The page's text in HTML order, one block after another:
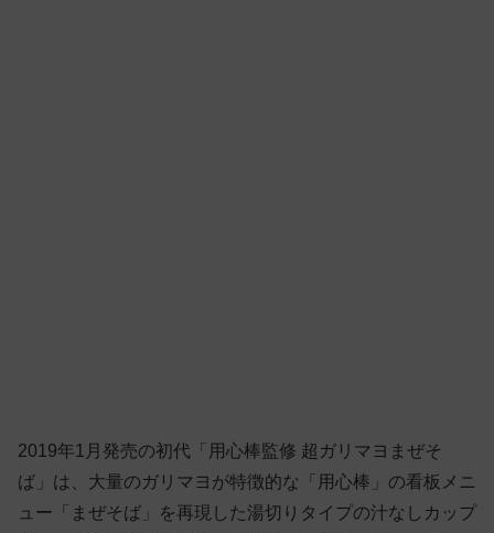
2019年1月発売の初代「用心棒監修 超ガリマヨまぜそ
ば」は、大量のガリマヨが特徴的な「用心棒」の看板メニ
ュー「まぜそば」を再現した湯切りタイプの汁なしカップ